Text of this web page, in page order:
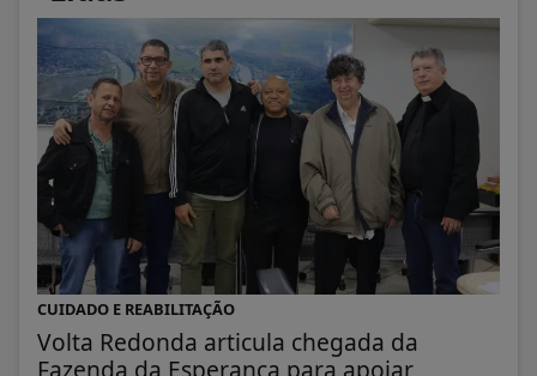
CUIDADO E REABILITAÇÃO
Volta Redonda articula chegada da
Fazenda da Esperança para apoiar